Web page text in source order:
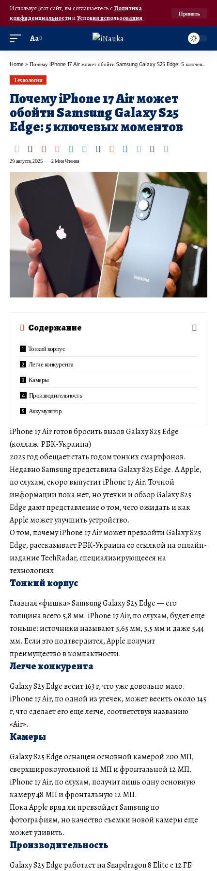
Используя этот сайт, вы соглашаетесь с Политика
конфиденциальностииУсловия использования.
Принять
Аа
Home » Почему iPhone 17 Air может обойти Samsung Galaxy S25 Edge: 5 ключевых моментов
Технологии
Почему iPhone 17 Air может
обойти Samsung Galaxy S25
Edge: 5 ключевых моментов
29 августа, 2025 2 Мин Чтения
Содержание
Тонкий корпус
Легче конкурента
Камеры
Производительность
Аккумулятор
iPhone 17 Air готов бросить вызов Galaxy S25 Edge
(коллаж: РБК-Украина)
2025 год обещает стать годом тонких смартфонов.
Недавно Samsung представила Galaxy S25 Edge. А Apple,
по слухам, скоро выпустит iPhone 17 Air. Точной
информации пока нет, но утечки и обзор Galaxy S25
Edge дают представление о том, чего ожидать и как
Apple может улучшить устройство.
О том, почему iPhone 17 Air может превзойти Galaxy S25
Edge, рассказывает РБК-Украина со ссылкой на онлайн-
издание TechRadar, специализирующееся на
технологиях.
Тонкий корпус
Главная «фишка» Samsung Galaxy S25 Edge — его
толщина всего 5,8 мм. iPhone 17 Air, по слухам, будет еще
тоньше: источники называют 5,65 мм, 5,5 мм и даже 5,44
мм. Если это подтвердится, Apple получит
преимущество в компактности.
Легче конкурента
Galaxy S25 Edge весит 163 г, что уже довольно мало.
iPhone 17 Air, по одной из утечек, может весить около 145
г, что сделает его еще легче, соответствуя названию
«Air».
Камеры
Galaxy S25 Edge оснащен основной камерой 200 МП,
сверхширокоугольной 12 МП и фронтальной 12 МП.
iPhone 17 Air, по слухам, получит лишь одну основную
камеру 48 МП и фронтальную 12 МП.
Пока Apple вряд ли превзойдет Samsung по
фотографиям, но качество съемки новой камеры еще
может удивить.
Производительность
Galaxy S25 Edge работает на Snapdragon 8 Elite с 12 ГБ